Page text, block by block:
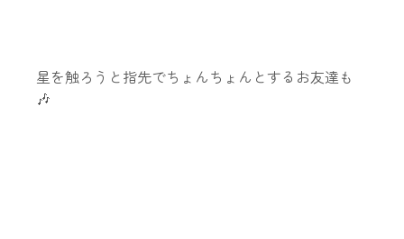
星を触ろうと指先でちょんちょんとするお友達も
🎶